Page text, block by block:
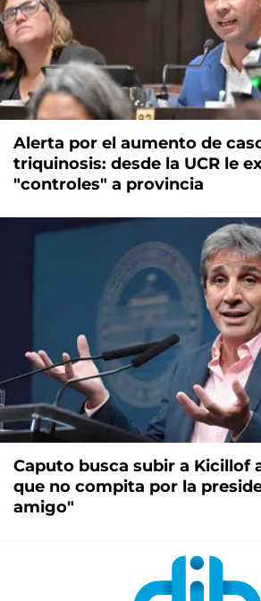
Alerta por el aumento de
triquinosis: desde la UCR le
"controles" a provincia
Caputo busca subir a Kicillof
que no compita por la
amigo"